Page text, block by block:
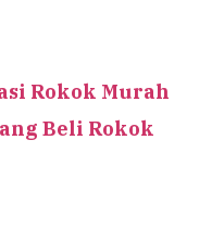
Rokok Murah
Beli Rokok